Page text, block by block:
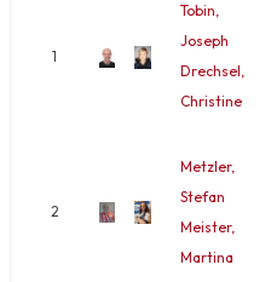
1
Tobin,
Joseph
Drechsel,
Christine
2
Metzler,
Stefan
Meister,
Martina